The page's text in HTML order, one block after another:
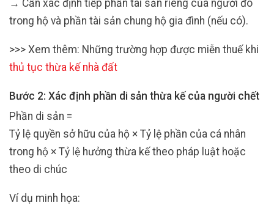
→ Cần xác định tiếp phần tài sản riêng của người đó
trong hộ và phần tài sản chung hộ gia đình (nếu có).
>>> Xem thêm: Những trường hợp được miễn thuế khi
thủ tục thừa kế nhà đất
Bước 2: Xác định phần di sản thừa kế của người chết
Phần di sản =
Tỷ lệ quyền sở hữu của hộ × Tỷ lệ phần của cá nhân
trong hộ × Tỷ lệ hưởng thừa kế theo pháp luật hoặc
theo di chúc
Ví dụ minh họa: